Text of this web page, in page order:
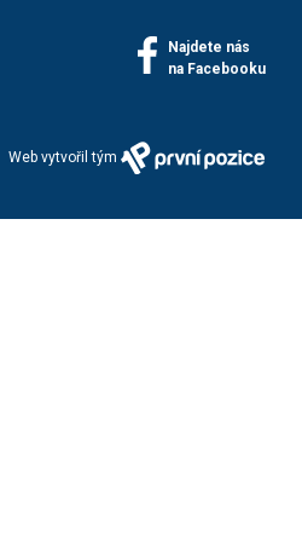
Najdete nás
na Facebooku
Web vytvořil tým